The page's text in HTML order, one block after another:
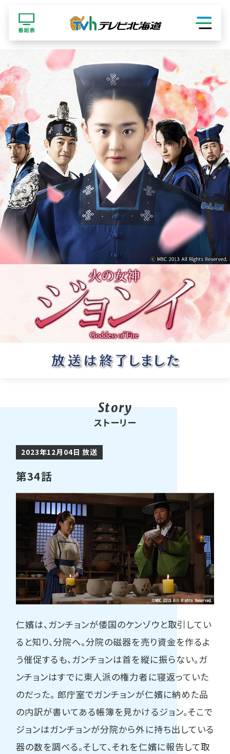
ストーリー
2023年12月04日 放送
第34話
仁嬪は、ガンチョンが倭国のケンゾウと取引してい
ると知り、分院へ。分院の磁器を売り資金を作るよ
う催促するも、ガンチョンは首を縦に振らない。ガ
ンチョンはすでに東人派の権力者に寝返っていた
のだった。 郎庁室でガンチョンが仁嬪に納めた品
の内訳が書いてある帳簿を見かけるジョン。そこで
ジョンはガンチョンが分院から外に持ち出している
器の数を調べる。そして、それを仁嬪に報告して取